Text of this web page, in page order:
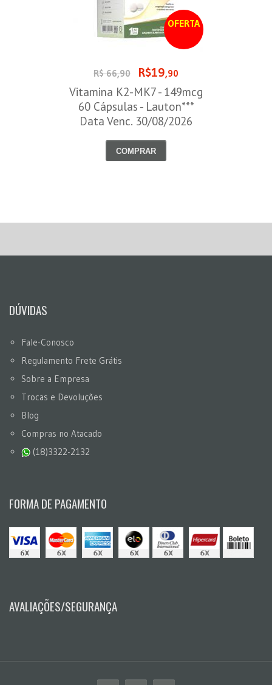
OFERTA
R$ 66,90 R$19,90
Vitamina K2-MK7 - 149mcg
60 Cápsulas - Lauton***
Data Venc. 30/08/2026
COMPRAR
DÚVIDAS
Fale-Conosco
Regulamento Frete Grátis
Sobre a Empresa
Trocas e Devoluções
Blog
Compras no Atacado
(18)3322-2132
FORMA DE PAGAMENTO
AVALIAÇÕES/SEGURANÇA